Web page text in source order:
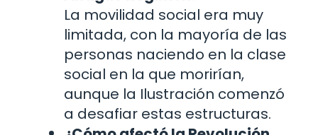
La movilidad social era muy
limitada, con la mayoría de las
personas naciendo en la clase
social en la que morirían,
aunque la Ilustración comenzó
a desafiar estas estructuras.